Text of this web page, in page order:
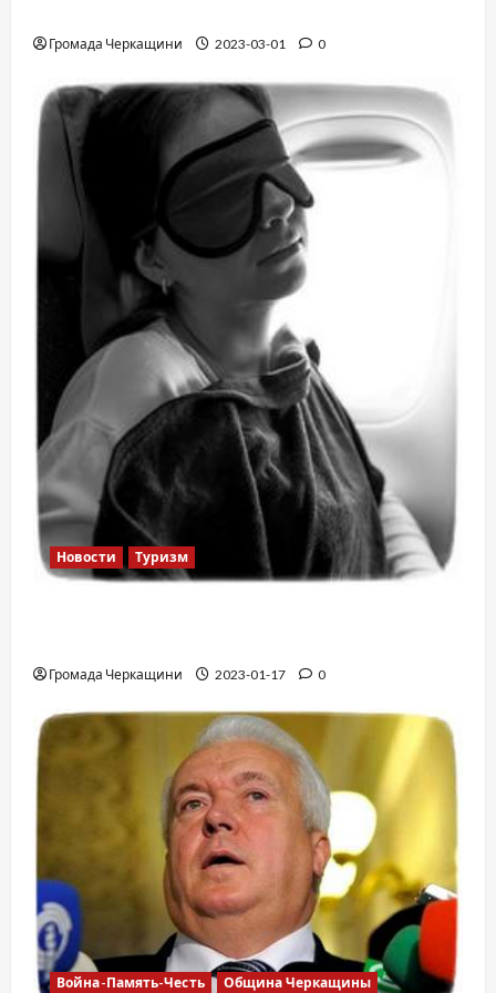
Громада Черкащини 2023-03-01 0
Новости Туризм
Громада Черкащини 2023-01-17 0
Война-Память-Честь Община Черкащины